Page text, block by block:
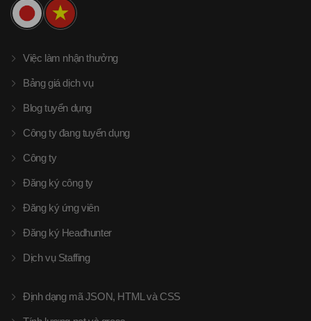
Việc làm nhận thưởng
Bảng giá dịch vụ
Blog tuyển dụng
Công ty đang tuyển dụng
Công ty
Đăng ký công ty
Đăng ký ứng viên
Đăng ký Headhunter
Dịch vụ Staffing
Định dạng mã JSON, HTML và CSS